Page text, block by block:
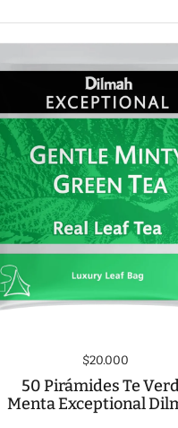
$20.000
50 Pirámides Te
Menta Exceptional